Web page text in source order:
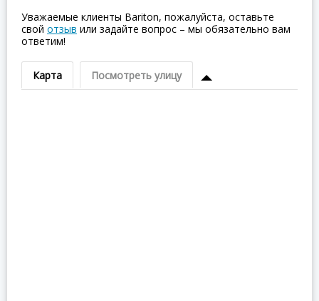
Уважаемые клиенты Bariton, пожалуйста, оставьте
свой отзыв или задайте вопрос – мы обязательно вам
ответим!
Карта Посмотреть улицу